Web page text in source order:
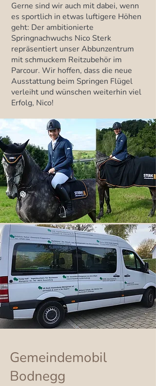
Gerne sind wir auch mit dabei, wenn
es sportlich in etwas luftigere Höhen
geht: Der ambitionierte
Springnachwuchs Nico Sterk
repräsentiert unser Abbunzentrum
mit schmuckem Reitzubehör im
Parcour. Wir hoffen, dass die neue
Ausstattung beim Springen Flügel
verleiht und wünschen weiterhin viel
Erfolg, Nico!
Gemeindemobil
Bodnegg